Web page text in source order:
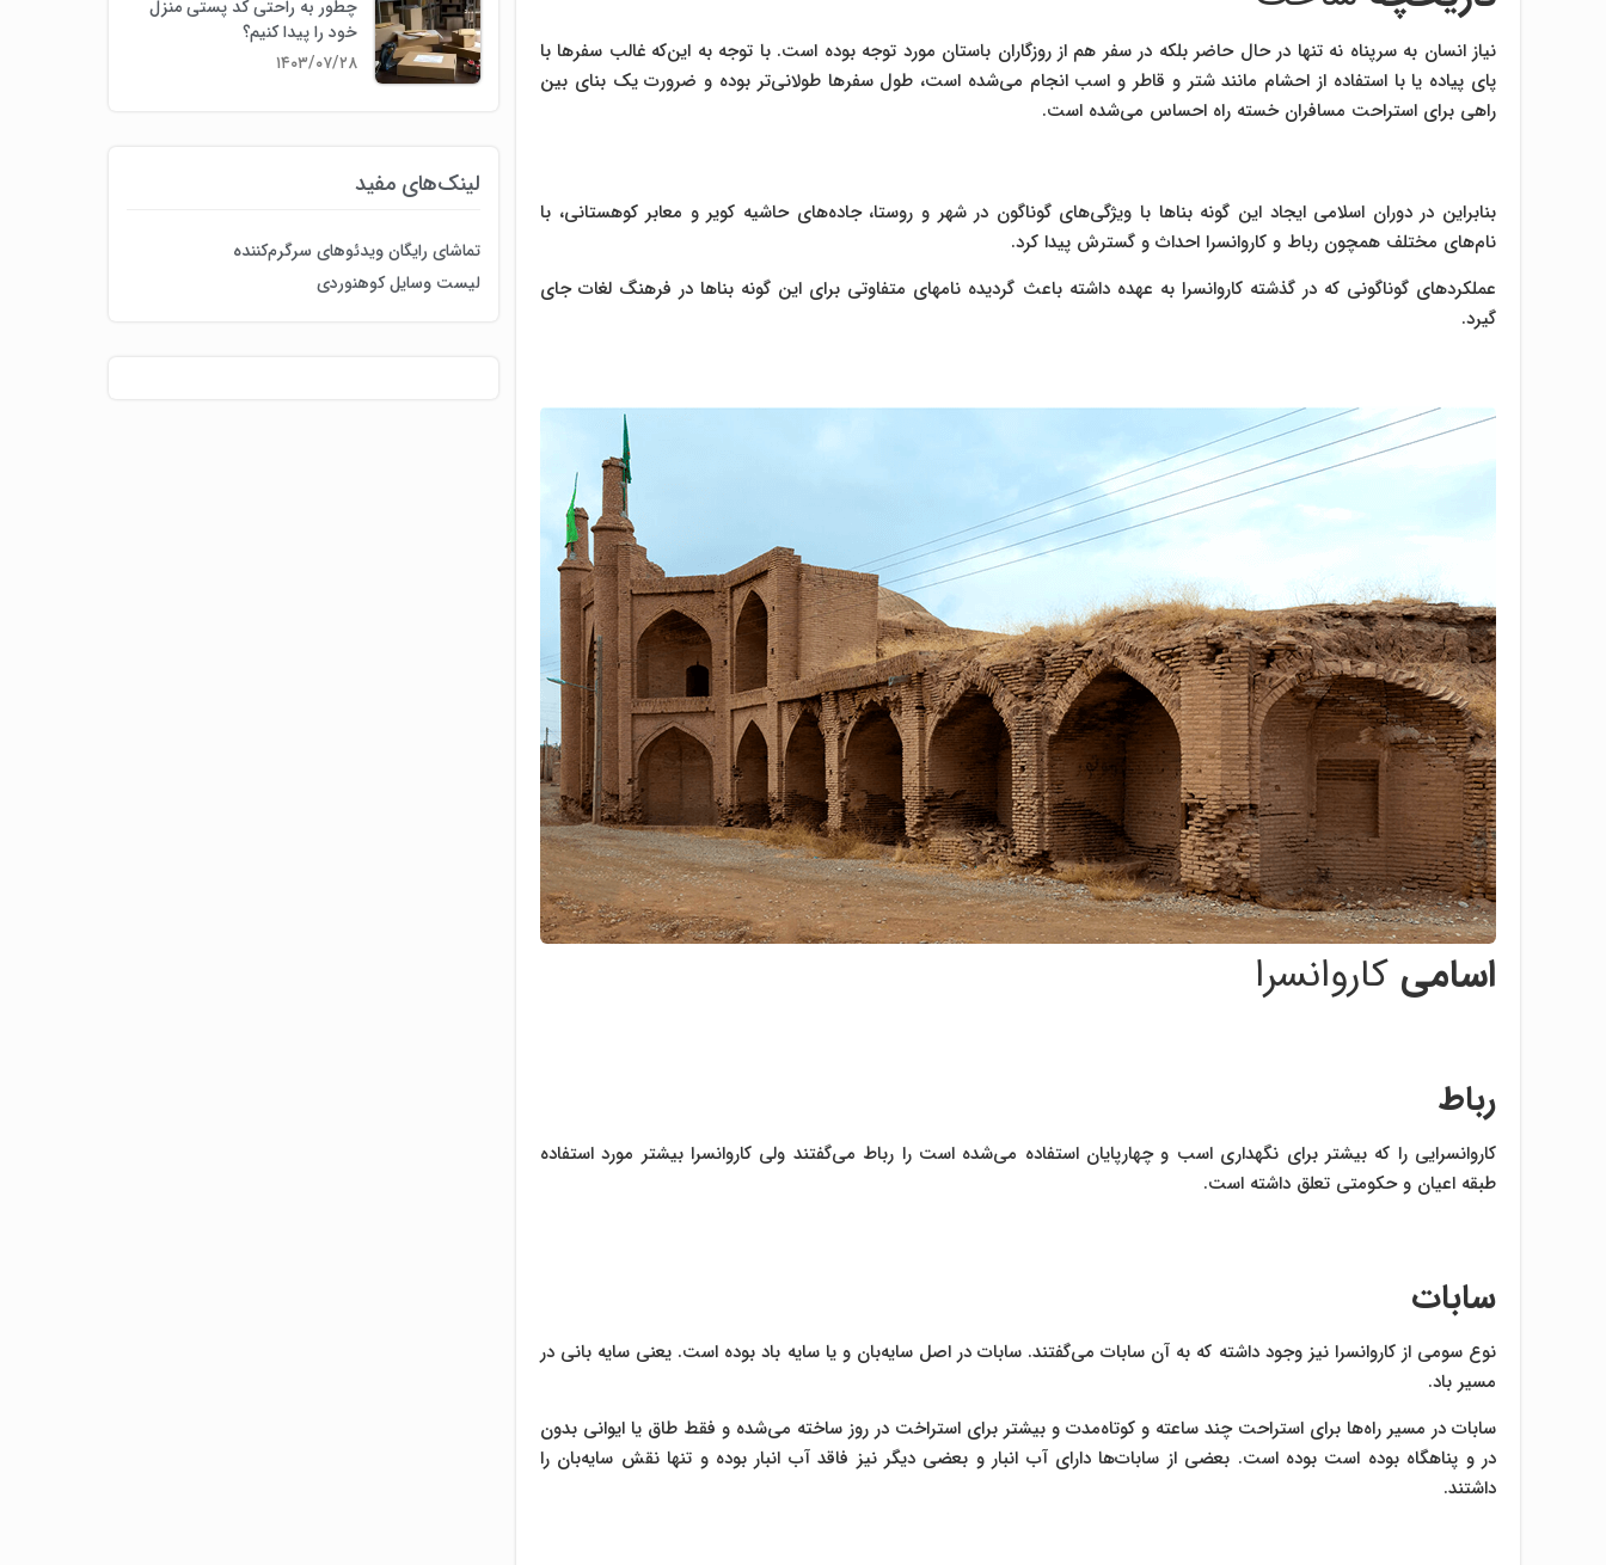
نیاز انسان به سرپناه نه تنها در حال حاضر بلکه در سفر هم از روزگاران باستان مورد توجه بوده است. با توجه به این‌که غالب سفرها با
پای پیاده یا با استفاده از احشام مانند شتر و قاطر و اسب انجام می‌شده است، طول سفرها طولانی‌تر بوده و ضرورت یک بنای بین
راهی برای استراحت مسافران خسته راه احساس می‌شده است.
بنابراین در دوران اسلامی ایجاد این گونه بناها با ویژگی‌های گوناگون در شهر و روستا، جاده‌های حاشیه کویر و معابر کوهستانی، با
نام‌های مختلف همچون رباط و کاروانسرا احداث و گسترش پیدا کرد.
عملکردهای گوناگونی که در گذشته کاروانسرا به عهده داشته باعث گردیده نامهای متفاوتی برای این گونه بناها در فرهنگ لغات جای
گیرد.
اسامی کاروانسرا
رباط
کاروانسرایی را که بیشتر برای نگهداری اسب و چهارپایان استفاده می‌‌شده است را رباط می‌‌گفتند ولی کاروانسرا بیشتر مورد استفاده
طبقه اعیان و حکومتی تعلق داشته است.
سابات
نوع سومی از کاروانسرا نیز وجود داشته که به آن سابات می‌‌گفتند. سابات در اصل سایه‌بان و یا سایه باد بوده است. یعنی سایه بانی در
مسیر باد.
سابات در مسیر راه‌ها برای استراحت چند ساعته و کوتاه‌مدت و بیشتر برای استراخت در روز ساخته می‌‌شده و فقط طاق یا ایوانی بدون
در و پناهگاه بوده است بوده است. بعضی از سابات‌ها دارای آب انبار و بعضی دیگر نیز فاقد آب انبار بوده و تنها نقش سایه‌بان را
داشتند.
چطور به راحتی کد پستی منزل
خود را پیدا کنیم؟
۱۴۰۳/۰۷/۲۸
لینک‌های مفید
تماشای رایگان ویدئوهای سرگرم‌کننده
لیست وسایل کوهنوردی